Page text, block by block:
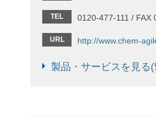
TEL 0120-477-111 / FAX
URL http://www.chem-
製品・サービスを見る